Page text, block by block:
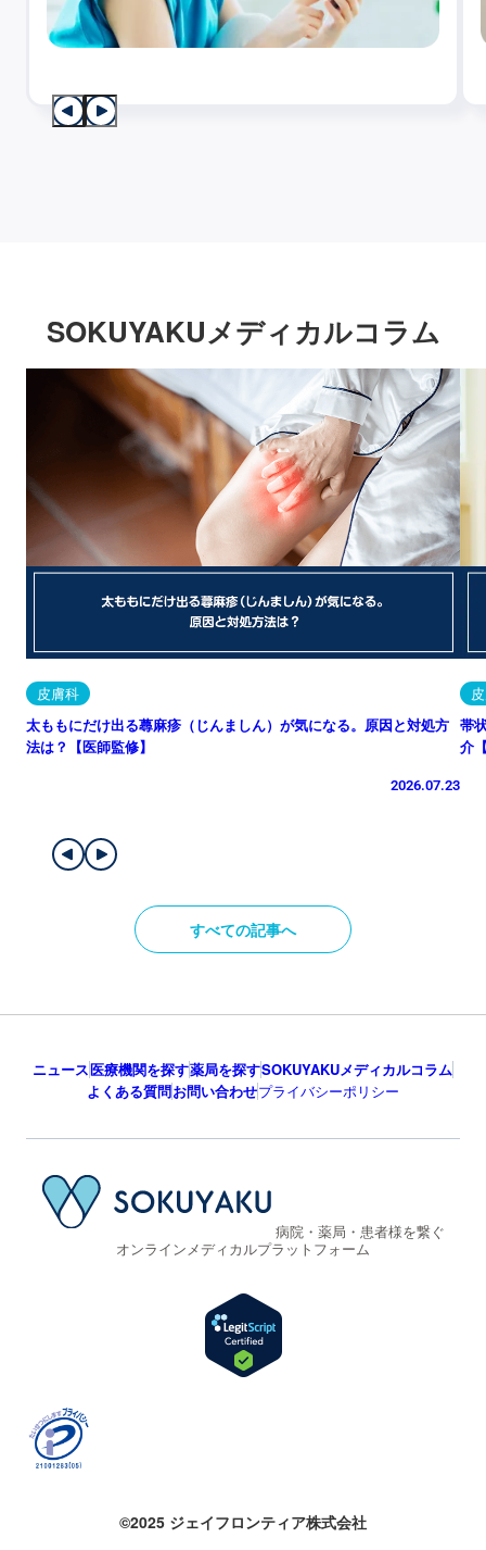
SOKUYAKUメディカルコラム
皮膚科
太ももにだけ出る蕁麻疹（じんましん）が気になる。原因と対処方
法は？【医師監修】
2026.07.23
帯
介
すべての記事へ
ニュース医療機関を探す薬局を探すSOKUYAKUメディカルコラム
よくある質問お問い合わせプライバシーポリシー
病院・薬局・患者様を繋ぐ
オンラインメディカルプラットフォーム
©2025 ジェイフロンティア株式会社